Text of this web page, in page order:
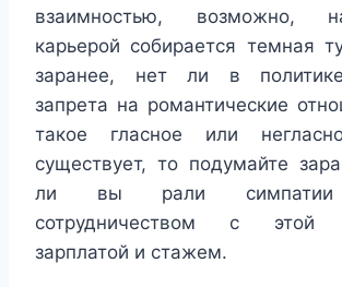
взаимностью, возможно,
карьерой собирается темная
заранее, нет ли в
запрета на романтические
такое гласное или
существует, то подумайте
ли вы рали симпатии
сотрудничеством с этой
зарплатой и стажем.